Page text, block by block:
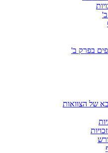
ב'
בפרק ב'
של הצוואות